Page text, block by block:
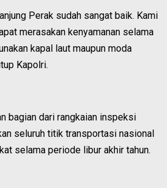
Perak sudah sangat baik. Kami
merasakan kenyamanan selama
kapal laut maupun moda
Kapolri.
bagian dari rangkaian inspeksi
seluruh titik transportasi nasional
selama periode libur akhir tahun.